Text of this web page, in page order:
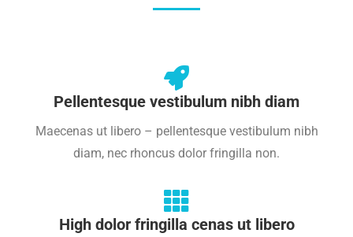
Pellentesque vestibulum nibh diam
Maecenas ut libero – pellentesque vestibulum nibh
diam, nec rhoncus dolor fringilla non.
High dolor fringilla cenas ut libero